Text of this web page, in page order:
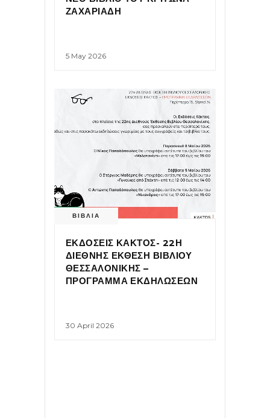
ΖΑΧΑΡΙΑΔΗ
5 May 2026
ΒΙΒΛΙΑ
ΕΚΔΟΣΕΙΣ ΚΑΚΤΟΣ- 22Η
ΔΙΕΘΝΗΣ ΕΚΘΕΣΗ ΒΙΒΛΙΟΥ
ΘΕΣΣΑΛΟΝΙΚΗΣ –
ΠΡΟΓΡΑΜΜΑ ΕΚΔΗΛΩΣΕΩΝ
30 April 2026